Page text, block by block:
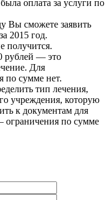
оплата за услуги по
Вы сможете заявить
2015 год.
получится.
рублей — это
Для
по сумме нет.
тип лечения,
учреждения, которую
к документам для
ограничения по сумме